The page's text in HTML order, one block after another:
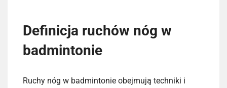
Definicja ruchów nóg w
badmintonie
Ruchy nóg w badmintonie obejmują techniki i